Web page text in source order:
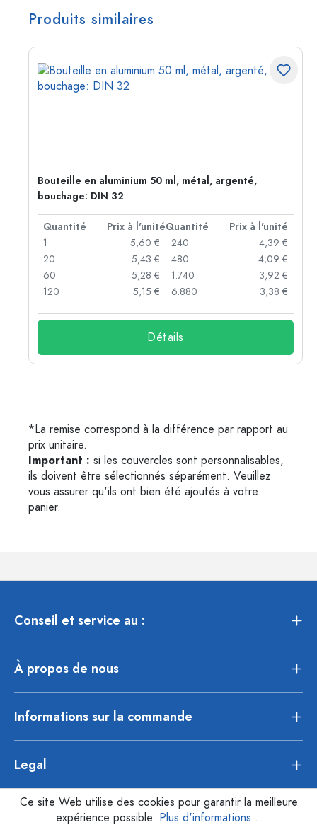
Produits similaires
Bouteille en aluminium 50 ml, métal, argenté,
bouchage: DIN 32
Quantité Prix à l'unitéQuantité
Prix à l'unité
1
5,60 €
20
5,43 €
60
5,28 €
120
5,15 €
240
4,39 €
480
4,09 €
1.740
3,92 €
6.880
3,38 €
Détails
*La remise correspond à la différence par rapport au
prix unitaire.
Important : si les couvercles sont personnalisables,
ils doivent être sélectionnés séparément. Veuillez
vous assurer qu'ils ont bien été ajoutés à votre
panier.
Conseil et service au :
À propos de nous
Informations sur la commande
Legal
Ce site Web utilise des cookies pour garantir la meilleure
expérience possible. Plus d'informations...